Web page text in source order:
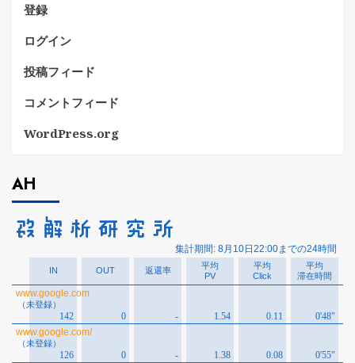
登録
ログイン
投稿フィード
コメントフィード
WordPress.org
AH